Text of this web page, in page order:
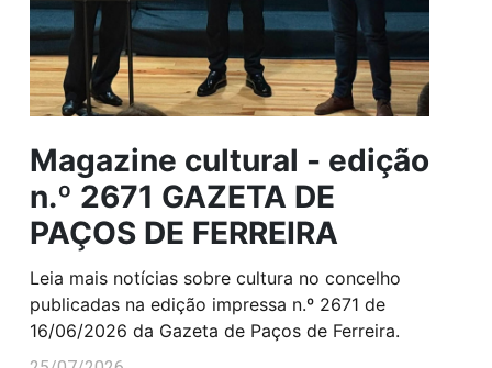
Magazine cultural - edição
n.º 2671 GAZETA DE
PAÇOS DE FERREIRA
Leia mais notícias sobre cultura no concelho
publicadas na edição impressa n.º 2671 de
16/06/2026 da Gazeta de Paços de Ferreira.